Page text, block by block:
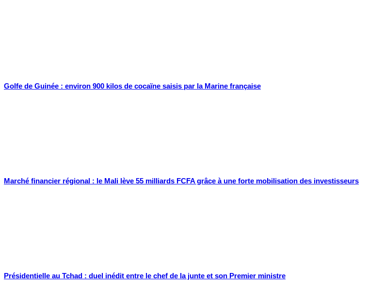
Golfe de Guinée : environ 900 kilos de cocaïne saisis par la Marine française
Marché financier régional : le Mali lève 55 milliards FCFA grâce à une forte mobilisation des investisseurs
Présidentielle au Tchad : duel inédit entre le chef de la junte et son Premier ministre